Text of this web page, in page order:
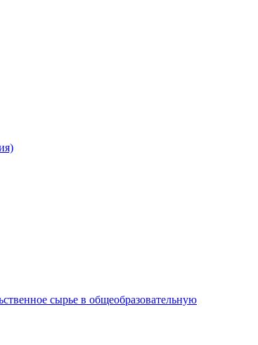
сырье в общеобразовательную